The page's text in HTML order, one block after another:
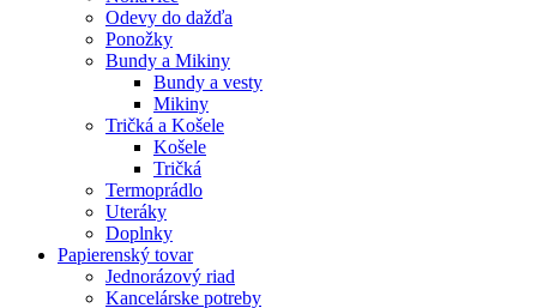
Odevy do dažďa
Ponožky
Bundy a Mikiny
Bundy a vesty
Mikiny
Tričká a Košele
Košele
Tričká
Termoprádlo
Uteráky
Doplnky
Papierenský tovar
Jednorázový riad
Kancelárske potreby